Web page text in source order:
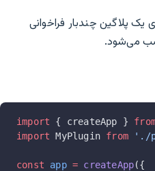
یک پلاگین چندبار فراخوانی
می‌شود.
import { createApp }
import MyPlugin from './
const app = createApp({